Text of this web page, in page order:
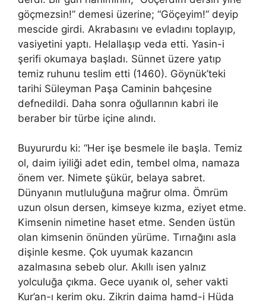
göçmezsin!” demesi üzerine; “Göçeyim!” deyip
mescide girdi. Akrabasını ve evladını toplayıp,
vasiyetini yaptı. Helallaşıp veda etti. Yasin-i
şerifi okumaya başladı. Sünnet üzere yatıp
temiz ruhunu teslim etti (1460). Göynük’teki
tarihi Süleyman Paşa Caminin bahçesine
defnedildi. Daha sonra oğullarının kabri ile
beraber bir türbe içine alındı.
Buyururdu ki: “Her işe besmele ile başla. Temiz
ol, daim iyiliği adet edin, tembel olma, namaza
önem ver. Nimete şükür, belaya sabret.
Dünyanın mutluluğuna mağrur olma. Ömrüm
uzun olsun dersen, kimseye kızma, eziyet etme.
Kimsenin nimetine haset etme. Senden üstün
olan kimsenin önünden yürüme. Tırnağını asla
dişinle kesme. Çok uyumak kazancın
azalmasına sebeb olur. Akıllı isen yalnız
yolculuğa çıkma. Gece uyanık ol, seher vakti
Kur’an-ı kerim oku. Zikrin daima hamd-i Hüda